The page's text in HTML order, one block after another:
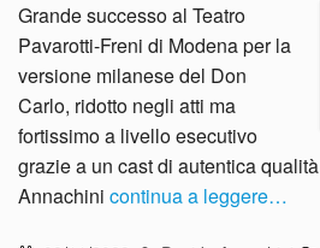
Grande successo al Teatro
Pavarotti-Freni di Modena per la
versione milanese del Don
Carlo, ridotto negli atti ma
fortissimo a livello esecutivo
grazie a un cast di autentica
Annachini continua a leggere…